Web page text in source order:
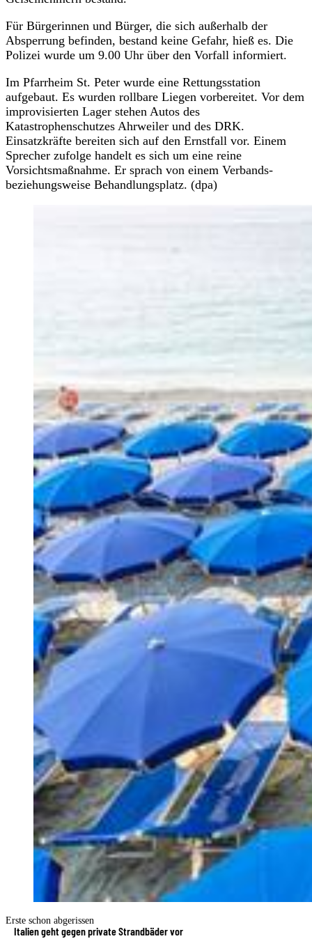
Für Bürgerinnen und Bürger, die sich außerhalb der
Absperrung befinden, bestand keine Gefahr, hieß es. Die
Polizei wurde um 9.00 Uhr über den Vorfall informiert.
Im Pfarrheim St. Peter wurde eine Rettungsstation
aufgebaut. Es wurden rollbare Liegen vorbereitet. Vor dem
improvisierten Lager stehen Autos des
Katastrophenschutzes Ahrweiler und des DRK.
Einsatzkräfte bereiten sich auf den Ernstfall vor. Einem
Sprecher zufolge handelt es sich um eine reine
Vorsichtsmaßnahme. Er sprach von einem Verbands-
beziehungsweise Behandlungsplatz. (dpa)
Erste schon abgerissen
Italien geht gegen private Strandbäder vor